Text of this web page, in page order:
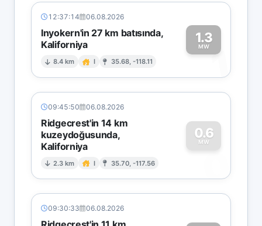
12:37:14 06.08.2026
Inyokern'in 27 km batısında,
Kaliforniya
8.4 km I 35.68, -118.11
1.3
MW1
09:45:50 06.08.2026
Ridgecrest'in 14 km
kuzeydoğusunda,
Kaliforniya
2.3 km I 35.70, -117.56
0.6
MW
0
09:30:33 06.08.2026